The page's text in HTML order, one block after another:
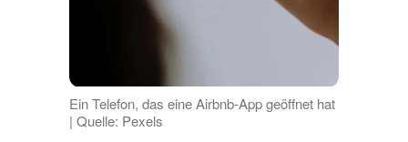
Ein Telefon, das eine Airbnb-App geöffnet hat
| Quelle: Pexels